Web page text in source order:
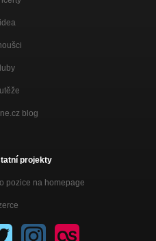
blog
projekty
pozice na homepage